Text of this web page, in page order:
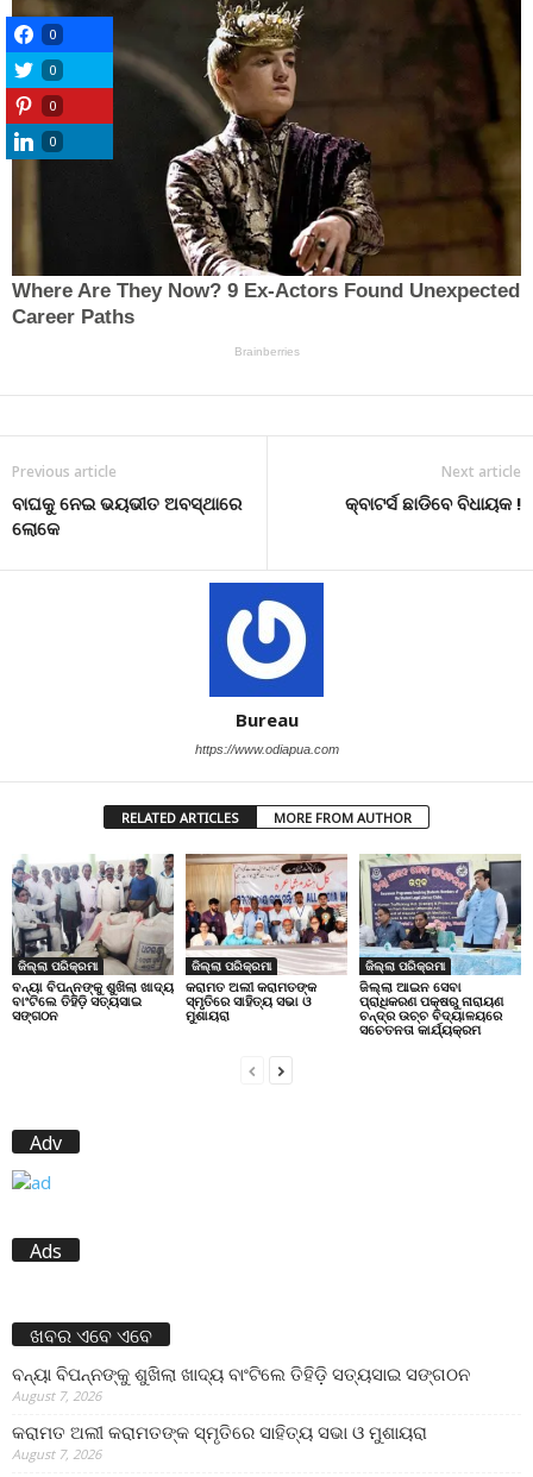
Previous article
ବାଘକୁ ନେଇ ଭୟଭୀତ ଅବସ୍ଥାରେ
ଲୋକେ
Next article
କ୍ବାଟର୍ସ ଛାଡିବେ ବିଧାୟକ !
Bureau
https://www.odiapua.com
RELATED ARTICLES MORE FROM AUTHOR
ଜିଲ୍ଲା ପରିକ୍ରମା
ବନ୍ୟା ବିପନ୍ନଙ୍କୁ ଶୁଖିଲା ଖାଦ୍ୟ
ବାଂଟିଲେ ତିହିଡି଼ ସତ୍ୟସାଇ
ସଙ୍ଗଠନ
ଜିଲ୍ଲା ପରିକ୍ରମା
କରାମତ ଅଲୀ କରାମତଙ୍କ
ସ୍ମୃତିରେ ସାହିତ୍ୟ ସଭା ଓ
ମୁଶାୟରା
ଜିଲ୍ଲା ପରିକ୍ରମା
ଜିଲ୍ଲା ଆଇନ ସେବା
ପ୍ରାଧିକରଣ ପକ୍ଷରୁ ନାରାୟଣ
ଚନ୍ଦ୍ର ଉଚ୍ଚ ବିଦ୍ୟାଳୟରେ
ସଚେତନତା କାର୍ଯ୍ୟକ୍ରମ
Adv
Ads
ଖବର ଏବେ ଏବେ
ବନ୍ୟା ବିପନ୍ନଙ୍କୁ ଶୁଖିଲା ଖାଦ୍ୟ ବାଂଟିଲେ ତିହିଡି଼ ସତ୍ୟସାଇ ସଙ୍ଗଠନ
August 7, 2026
କରାମତ ଅଲୀ କରାମତଙ୍କ ସ୍ମୃତିରେ ସାହିତ୍ୟ ସଭା ଓ ମୁଶାୟରା
August 7, 2026
0
0
0
0